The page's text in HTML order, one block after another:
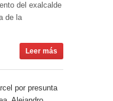
del exalcalde
de la
Leer más